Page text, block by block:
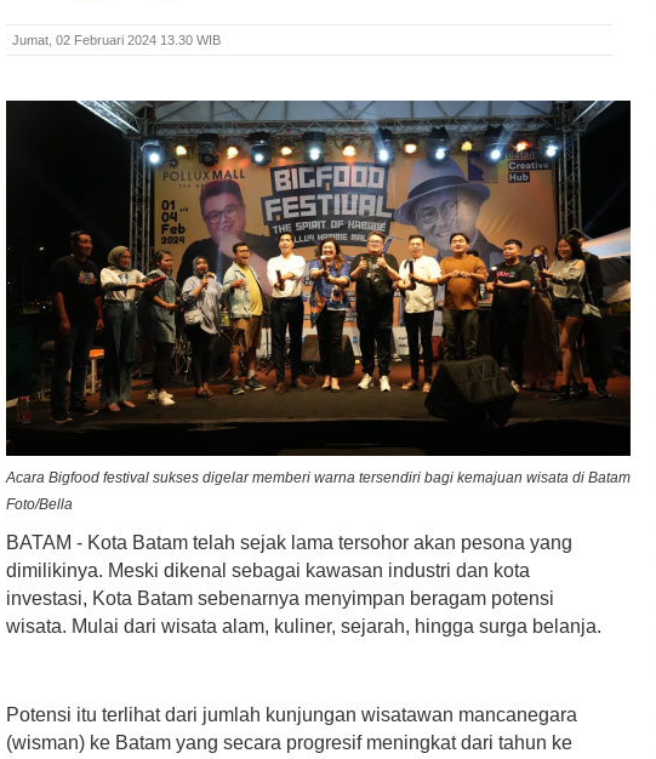
Jumat, 02 Februari 2024 13.30 WIB
Acara Bigfood festival sukses digelar memberi warna tersendiri bagi kemajuan wisata di Batam.
Foto/Bella
BATAM - Kota Batam telah sejak lama tersohor akan pesona yang
dimilikinya. Meski dikenal sebagai kawasan industri dan kota
investasi, Kota Batam sebenarnya menyimpan beragam potensi
wisata. Mulai dari wisata alam, kuliner, sejarah, hingga surga belanja.
Potensi itu terlihat dari jumlah kunjungan wisatawan mancanegara
(wisman) ke Batam yang secara progresif meningkat dari tahun ke